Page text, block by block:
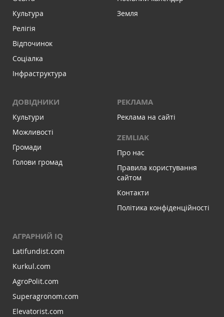
Культура
Релігія
Відпочинок
Соціалка
Інфраструктура
Земля
ДОВІДНИКИ
Культури
Можливості
Громади
Голови громад
РЕКЛАМА
Реклама на сайті
ZEMLIAK
Про нас
Правила користування
сайтом
Контакти
Політика конфіденційності
АГРАРНИЙ IQ
Latifundist.com
Kurkul.com
AgroPolit.com
Superagronom.com
Elevatorist.com